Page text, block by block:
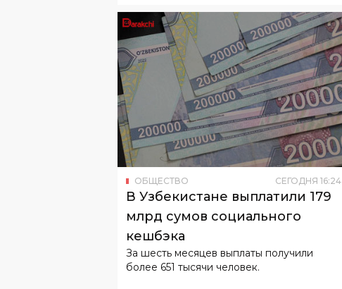
ОБЩЕСТВО СЕГОДНЯ 16:24
В Узбекистане выплатили 179
млрд сумов социального
кешбэка
За шесть месяцев выплаты получили
более 651 тысячи человек.